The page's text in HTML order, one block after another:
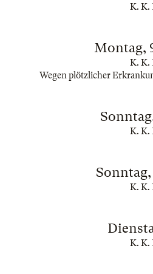
K. K.
Montag,
K. K.
Wegen plötzlicher
K. K.
Sonntag,
K. K.
K. K.